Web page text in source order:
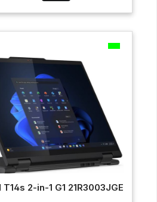
2-in-1 G1 21R3003JGE